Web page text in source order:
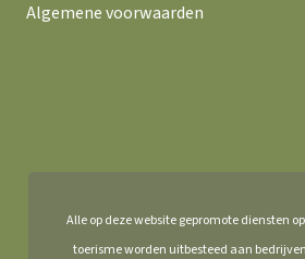
Algemene voorwaarden
Alle op deze website gepromote diensten
toerisme worden uitbesteed aan